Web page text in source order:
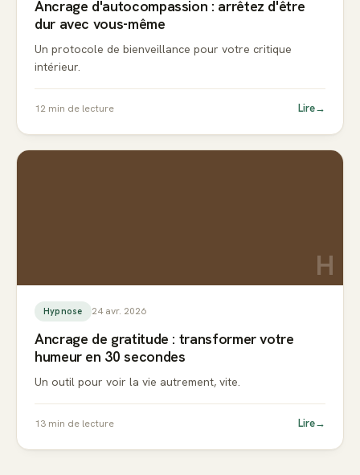
Ancrage d'autocompassion : arrêtez d'être
dur avec vous-même
Un protocole de bienveillance pour votre critique
intérieur.
12 min de lecture Lire→
H
Hypnose 24 avr. 2026
Ancrage de gratitude : transformer votre
humeur en 30 secondes
Un outil pour voir la vie autrement, vite.
13 min de lecture Lire→